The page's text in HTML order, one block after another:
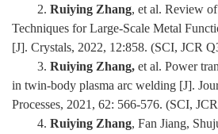
2. Ruiying Zhang, et al. Review
Techniques for Large-Scale Metal
[J]. Crystals, 2022, 12:858. (SCI, JCR
3. Ruiying Zhang, et al. Power
in twin-body plasma arc welding [J].
Processes, 2021, 62: 566-576. (SCI,
4. Ruiying Zhang, Fan Jiang,